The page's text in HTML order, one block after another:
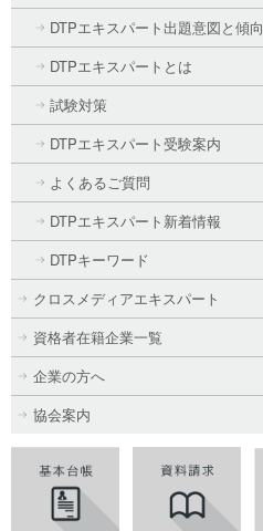
DTPエキスパート出題意図と傾向
DTPエキスパートとは
試験対策
DTPエキスパート受験案内
よくあるご質問
DTPエキスパート新着情報
DTPキーワード
クロスメディアエキスパート
資格者在籍企業一覧
企業の方へ
協会案内